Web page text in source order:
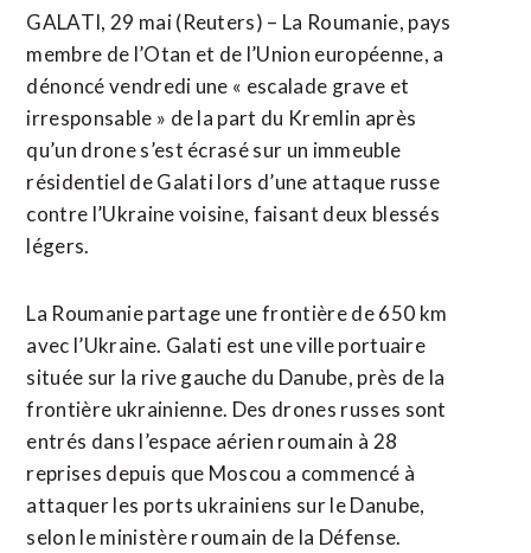
GALATI, 29 mai (Reuters) – La Roumanie, pays
membre de l’Otan et de l’Union européenne, a
dénoncé vendredi une « escalade grave et
irresponsable » de la part du Kremlin après
qu’un drone s’est écrasé sur un immeuble
résidentiel de Galati lors d’une attaque russe
contre l’Ukraine voisine, faisant deux blessés
légers.
La Roumanie partage une frontière de 650 km
avec l’Ukraine. Galati est une ville portuaire
située sur la rive gauche du Danube, près de la
frontière ukrainienne. Des drones russes sont
entrés dans l’espace aérien roumain à 28
reprises depuis que Moscou a commencé à
attaquer les ports ukrainiens sur le Danube,
selon le ministère roumain de la Défense.